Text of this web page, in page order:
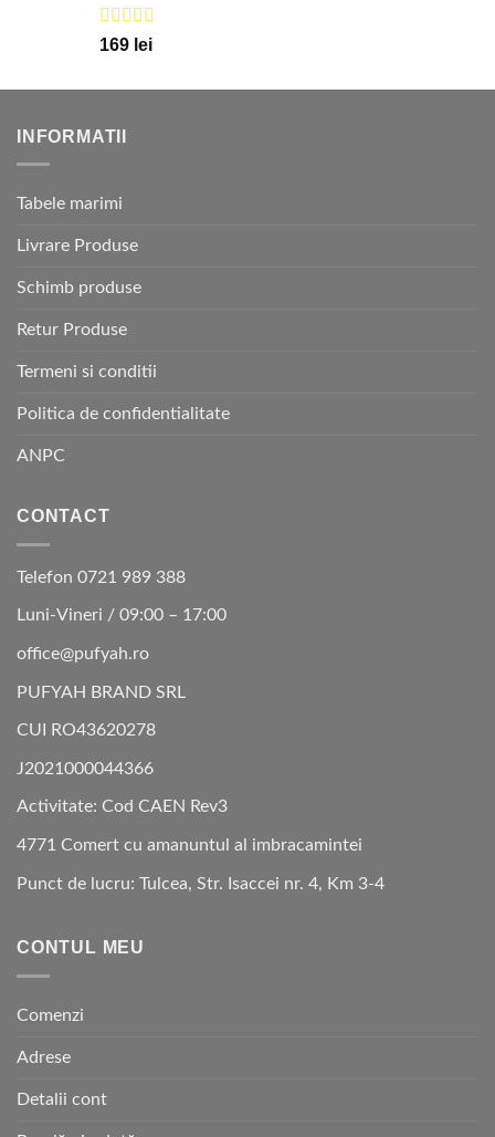
Evaluat la
169 lei
INFORMATII
Tabele marimi
Livrare Produse
Schimb produse
Retur Produse
Termeni si conditii
Politica de confidentialitate
ANPC
CONTACT
Telefon 0721 989 388
Luni-Vineri / 09:00 – 17:00
office@pufyah.ro
PUFYAH BRAND SRL
CUI RO43620278
J2021000044366
Activitate: Cod CAEN Rev3
4771 Comert cu amanuntul al imbracamintei
Punct de lucru: Tulcea, Str. Isaccei nr. 4, Km 3-4
CONTUL MEU
Comenzi
Adrese
Detalii cont